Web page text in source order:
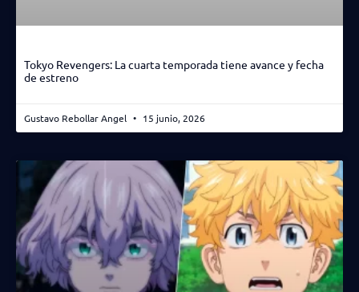
Tokyo Revengers: La cuarta temporada tiene avance y fecha
de estreno
Gustavo Rebollar Angel 15 junio, 2026